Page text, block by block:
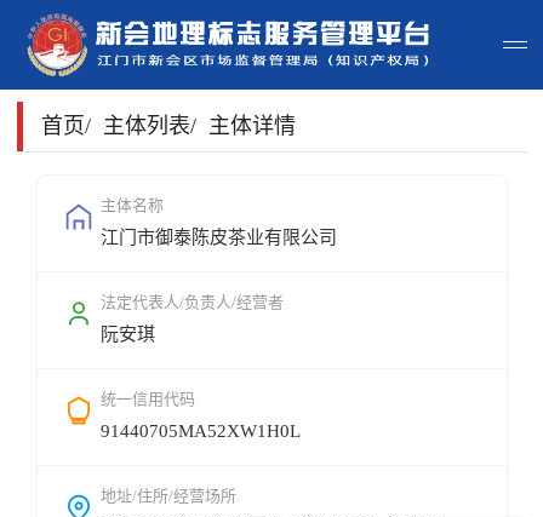
首页
政策法规
申请指南
地标地图
用户登录
首页/ 主体列表/ 主体详情
主体名称
江门市御泰陈皮茶业有限公司
法定代表人/负责人/经营者
阮安琪
统一信用代码
91440705MA52XW1H0L
地址/住所/经营场所